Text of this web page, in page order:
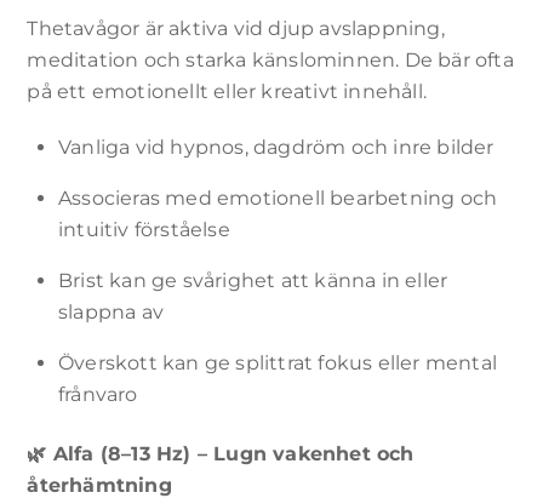
Thetavågor är aktiva vid djup avslappning,
meditation och starka känslominnen. De bär ofta
på ett emotionellt eller kreativt innehåll.
Vanliga vid hypnos, dagdröm och inre bilder
Associeras med emotionell bearbetning och
intuitiv förståelse
Brist kan ge svårighet att känna in eller
slappna av
Överskott kan ge splittrat fokus eller mental
frånvaro
🌿 Alfa (8–13 Hz) – Lugn vakenhet och
återhämtning
cookies är
inte valbara.
De behövs
för att
ska fungera.
kunna
förbättra
och struktur,
används.